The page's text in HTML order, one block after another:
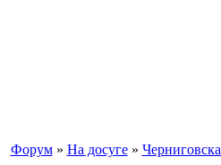
Форум » На досуге »